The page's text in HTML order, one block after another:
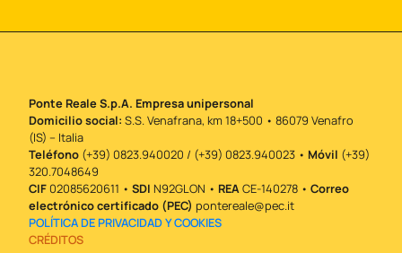
Ponte Reale S.p.A. Empresa unipersonal
Domicilio social: S.S. Venafrana, km 18+500 • 86079 Venafro
(IS) – Italia
Teléfono (+39) 0823.940020 / (+39) 0823.940023 •Móvil (+39)
320.7048649
CIF02085620611 •SDI N92GLON •REACE-140278 •Correo
electrónico certificado (PEC) pontereale@pec.it
POLÍTICA DE PRIVACIDAD Y COOKIES
CRÉDITOS